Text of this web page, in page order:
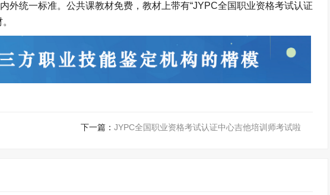
外统一标准。公共课教材免费，教材上带有“JYPC全国职业资格考试认证
下一篇： JYPC全国职业资格考试认证中心吉他培训师考试啦